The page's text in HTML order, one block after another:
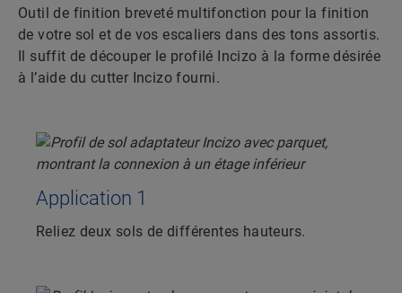
Outil de finition breveté multifonction pour la finition
de votre sol et de vos escaliers dans des tons assortis.
Il suffit de découper le profilé Incizo à la forme désirée
à l’aide du cutter Incizo fourni.
Application 1
Reliez deux sols de différentes hauteurs.